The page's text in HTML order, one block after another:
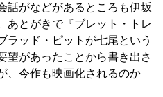
話がなどがあるところも伊坂
あとがきで『ブレット・トレ
ラッド・ピットが七尾という
望があったことから書き出さ
、今作も映画化されるのか